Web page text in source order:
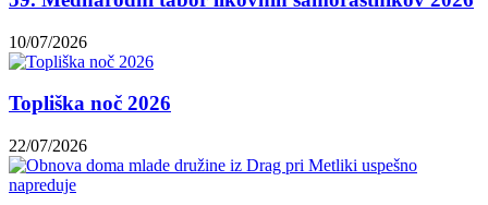
10/07/2026
Topliška noč 2026
22/07/2026